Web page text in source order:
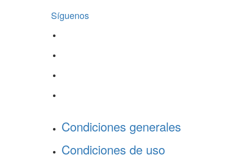
Síguenos
Condiciones generales
Condiciones de uso